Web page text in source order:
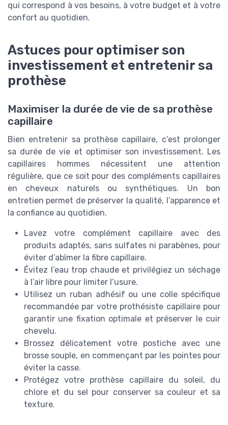
qui correspond à vos besoins, à votre budget et à votre
confort au quotidien.
Astuces pour optimiser son
investissement et entretenir sa
prothèse
Maximiser la durée de vie de sa prothèse
capillaire
Bien entretenir sa prothèse capillaire, c’est prolonger
sa durée de vie et optimiser son investissement. Les
capillaires hommes nécessitent une attention
régulière, que ce soit pour des compléments capillaires
en cheveux naturels ou synthétiques. Un bon
entretien permet de préserver la qualité, l’apparence et
la confiance au quotidien.
Lavez votre complément capillaire avec des
produits adaptés, sans sulfates ni parabènes, pour
éviter d’abîmer la fibre capillaire.
Évitez l’eau trop chaude et privilégiez un séchage
à l’air libre pour limiter l’usure.
Utilisez un ruban adhésif ou une colle spécifique
recommandée par votre prothésiste capillaire pour
garantir une fixation optimale et préserver le cuir
chevelu.
Brossez délicatement votre postiche avec une
brosse souple, en commençant par les pointes pour
éviter la casse.
Protégez votre prothèse capillaire du soleil, du
chlore et du sel pour conserver sa couleur et sa
texture.